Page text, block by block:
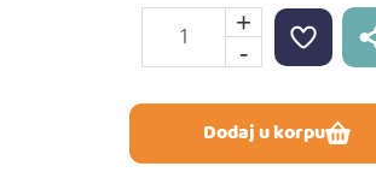
+
-
Dodaj u korpu